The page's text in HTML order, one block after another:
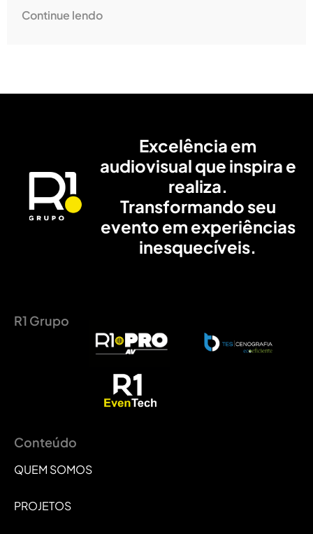
Continue lendo
Excelência em
audiovisual que inspira e
realiza.
Transformando seu
evento em experiências
inesquecíveis.
R1 Grupo
Conteúdo
QUEM SOMOS
PROJETOS